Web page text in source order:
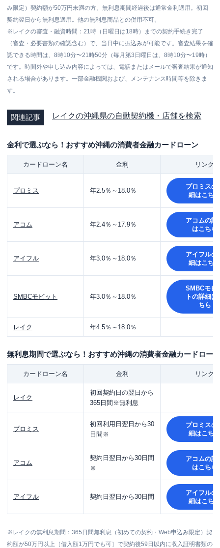
み限定）契約額が50万円未満の方。無利息期間経過後は通常金利適用。初回
契約翌日から無利息適用。他の無利息商品との併用不可。
※レイクの審査・融資時間：21時（日曜日は18時）までの契約手続き完了
（審査・必要書類の確認含む）で、当日中に振込みが可能です。審査結果を確
認できる時間は、8時10分〜21時50分（毎月第3日曜日は、8時10分〜19時）
です。時間外や申し込み内容によっては、電話またはメールで審査結果が通知
される場合があります。一部金融機関および、メンテナンス時間等を除きま
す。
関連記事 レイクの沖縄県の自動契約機・店舗を検索
金利で選ぶなら！おすすめ沖縄の消費者金融カードローン
カードローン名 金利 リンク
プロミス 年2.5％～18.0％
プロミスの
細はこちら
アコム 年2.4％～17.9％
アコムの詳
はこちら
アイフル 年3.0％～18.0％
アイフルの
細はこちら
SMBCモビット 年3.0％～18.0％
SMBCモビ
トの詳細は
ちら
レイク 年4.5％～18.0％
無利息期間で選ぶなら！おすすめ沖縄の消費者金融カードローン
カードローン名 金利 リンク
レイク
初回契約日の翌日から
365日間※無利息
プロミス
初回利用日翌日から30
日間※
プロミスの
細はこちら
アコム
契約日翌日から30日間
※
アコムの詳
はこちら
アイフル 契約日翌日から30日間
アイフルの
細はこちら
※レイクの無利息期間：365日間無利息（初めての契約・Web申込み限定）契
約額が50万円以上［借入額1万円でも可］で契約後59日以内に収入証明書類の